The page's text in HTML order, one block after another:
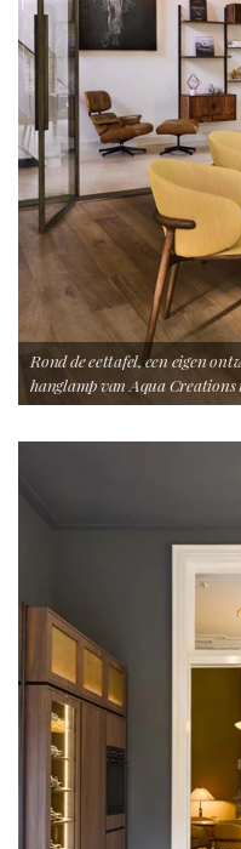
Rond de eettafel, een eigen
hanglamp van Aqua Creations